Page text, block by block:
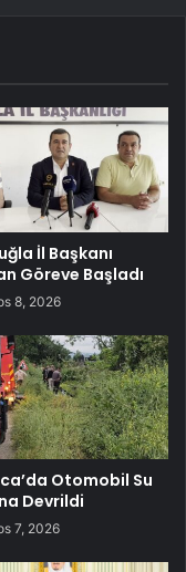
İl Başkanı
Göreve Başladı
8, 2026
Otomobil Su
Devrildi
7, 2026